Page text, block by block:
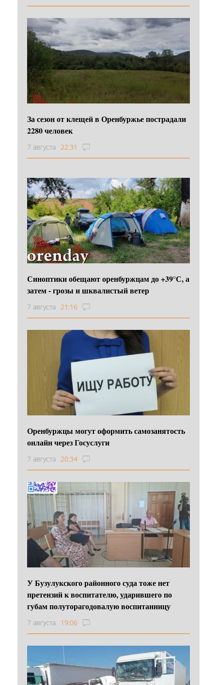
За сезон от клещей в Оренбуржье пострадали
2280 человек
7 августа 22:31
Синоптики обещают оренбуржцам до +39°С, а
затем - грозы и шквалистый ветер
7 августа 21:16
Оренбуржцы могут оформить самозанятость
онлайн через Госуслуги
7 августа 20:34
У Бузулукского районного суда тоже нет
претензий к воспитателю, ударившего по
губам полуторагодовалую воспитанницу
7 августа 19:06